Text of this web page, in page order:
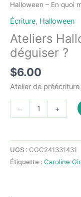
Halloween – En quoi
Écriture, Halloween
Ateliers
déguiser ?
$6.00
Atelier de
-
de
Halloween
-
En
+
UGS : CGC241331431
Étiquette : Caroline